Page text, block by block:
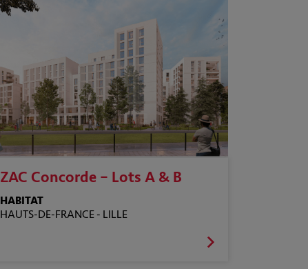
ZAC Concorde – Lots A & B
HABITAT
HAUTS-DE-FRANCE - LILLE